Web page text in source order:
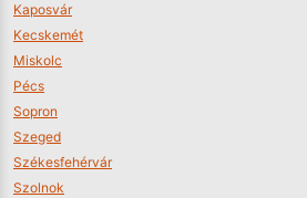
Kaposvár
Kecskemét
Miskolc
Pécs
Sopron
Szeged
Székesfehérvár
Szolnok